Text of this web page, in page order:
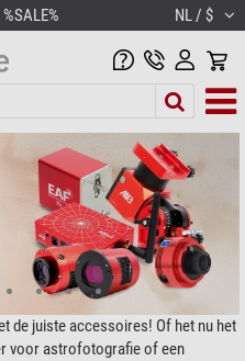
%SALE% NL / $
de juiste accessoires! Of het nu het
voor astrofotografie of een